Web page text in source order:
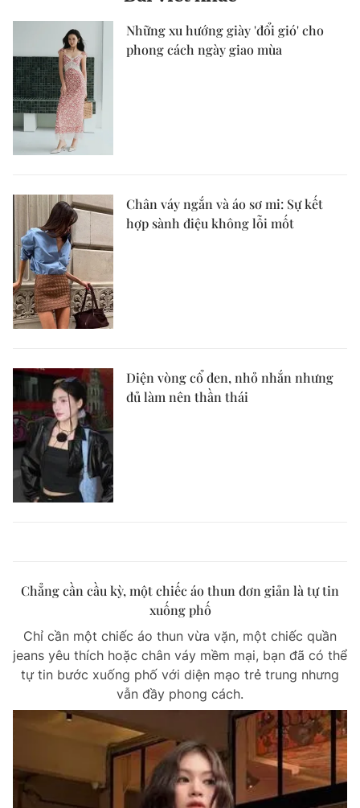
Những xu hướng giày 'đổi gió' cho
phong cách ngày giao mùa
Chân váy ngắn và áo sơ mi: Sự kết
hợp sành điệu không lỗi mốt
Diện vòng cổ đen, nhỏ nhắn nhưng
đủ làm nên thần thái
Chẳng cần cầu kỳ, một chiếc áo thun đơn giản là tự tin
xuống phố
Chỉ cần một chiếc áo thun vừa vặn, một chiếc quần
jeans yêu thích hoặc chân váy mềm mại, bạn đã có thể
tự tin bước xuống phố với diện mạo trẻ trung nhưng
vẫn đầy phong cách.